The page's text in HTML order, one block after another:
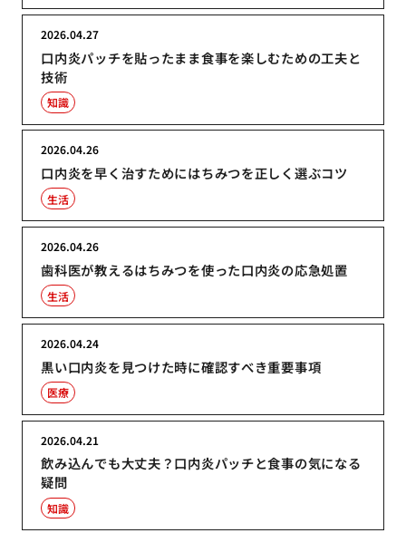
口内炎パッチを貼ったまま食事を楽しむための工夫と
技術
2026.04.27
知識
口内炎を早く治すためにはちみつを正しく選ぶコツ
2026.04.26
生活
歯科医が教えるはちみつを使った口内炎の応急処置
2026.04.26
生活
黒い口内炎を見つけた時に確認すべき重要事項
2026.04.24
医療
飲み込んでも大丈夫？口内炎パッチと食事の気になる
疑問
2026.04.21
知識